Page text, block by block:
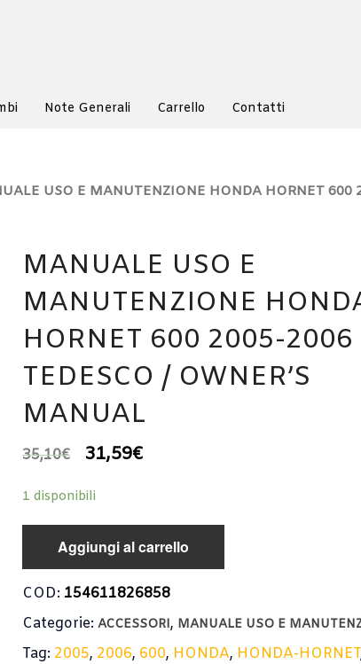
Note Generali Carrello Contatti
USO E MANUTENZIONE HONDA HORNET 600
MANUALE USO E
MANUTENZIONE
HORNET 600 2005-2006
TEDESCO / OWNER’S
MANUAL
35,10€ 31,59€
1 disponibili
Aggiungi al carrello
COD: 154611826858
Categorie:ACCESSORI, MANUALE USO E
Tag: 2005, 2006, 600, HONDA, HONDA-HORNET